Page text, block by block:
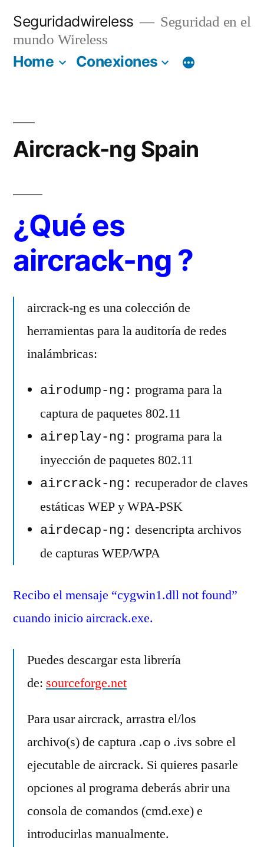
contenido
Seguridadwireless
Seguridad en el
mundo Wireless
Home Conexiones
Aircrack-ng Spain
¿Qué es
aircrack-ng ?
aircrack-ng es una colección de
herramientas para la auditoría de redes
inalámbricas:
airodump-ng: programa para la
captura de paquetes 802.11
aireplay-ng: programa para la
inyección de paquetes 802.11
aircrack-ng: recuperador de claves
estáticas WEP y WPA-PSK
airdecap-ng: desencripta archivos
de capturas WEP/WPA
Recibo el mensaje “cygwin1.dll not found”
cuando inicio aircrack.exe.
Puedes descargar esta librería
de: sourceforge.net
Para usar aircrack, arrastra el/los
archivo(s) de captura .cap o .ivs sobre el
ejecutable de aircrack. Si quieres pasarle
opciones al programa deberás abrir una
consola de comandos (cmd.exe) e
introducirlas manualmente.